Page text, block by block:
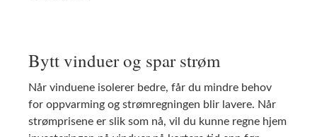
Bytt vinduer og spar strøm
Når vinduene isolerer bedre, får du mindre behov
for oppvarming og strømregningen blir lavere. Når
strømprisene er slik som nå, vil du kunne regne hjem